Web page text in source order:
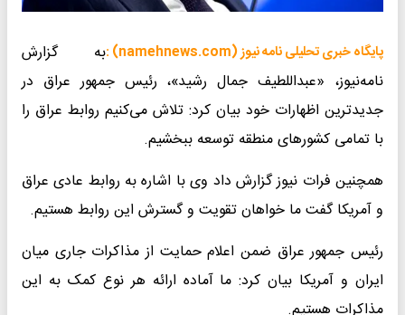
پایگاه خبری تحلیلی نامه نیوز (namehnews.com) :
به گزارش
نامه‌نیوز، «عبداللطیف جمال رشید»، رئیس جمهور عراق در
جدیدترین اظهارات خود بیان کرد: تلاش می‌کنیم روابط عراق را
با تمامی کشورهای منطقه توسعه ببخشیم.
همچنین فرات نیوز گزارش داد وی با اشاره به روابط عادی عراق
و آمریکا گفت ما خواهان تقویت و گسترش این روابط هستیم.
رئیس جمهور عراق ضمن اعلام حمایت از مذاکرات جاری میان
ایران و آمریکا بیان کرد: ما آماده ارائه هر نوع کمک به این
مذاکرات هستیم.